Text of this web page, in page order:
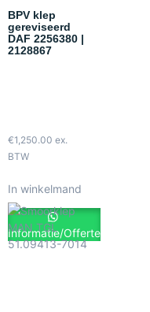
BPV klep
gereviseerd
DAF 2256380 |
2128867
€1,250.00 ex.
BTW
In winkelmand
Informatie/Offerte